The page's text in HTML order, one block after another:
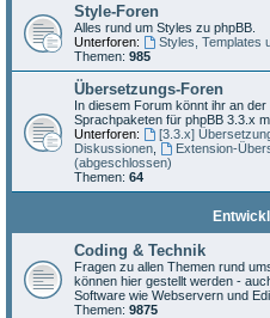
Style-Foren
Alles rund um Styles zu phpBB.
Unterforen:
Styles, Templates
Themen: 985
Übersetzungs-Foren
In diesem Forum könnt ihr an
Sprachpaketen für phpBB 3.3.x
Unterforen:
[3.3.x]
Diskussionen
Extension-
(abgeschlossen)
Themen: 64
Coding & Technik
Fragen zu allen Themen rund
können hier gestellt werden -
Software wie Webservern und
Themen: 9875